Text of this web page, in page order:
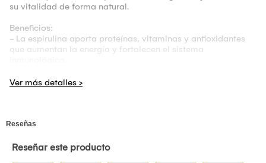
su vitalidad de forma natural.
Beneficios:
- La espirulina aporta proteínas, vitaminas y antioxidantes
que aumentan la energía y fortalecen el sistema
estimulando el crecimiento de bacterias beneficiosas.
consumir diariamente.
Modo de uso: